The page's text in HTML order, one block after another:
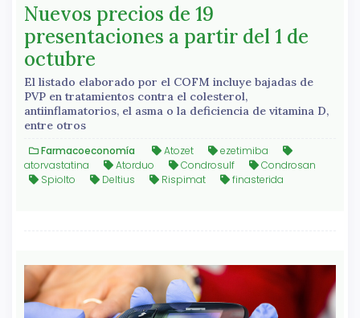
Nuevos precios de 19
presentaciones a partir del 1 de
octubre
El listado elaborado por el COFM incluye bajadas de
PVP en tratamientos contra el colesterol,
antiinflamatorios, el asma o la deficiencia de vitamina D,
entre otros
Farmacoeconomía Atozet
ezetimiba
atorvastatina
Atorduo Condrosulf
Condrosan
Spiolto
Deltius Rispimat finasterida